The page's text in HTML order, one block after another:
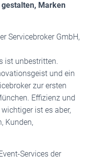
Marken
Servicebroker GmbH,
ist unbestritten.
und ein
zur ersten
Effizienz und
ist es aber,
Kunden,
Services der